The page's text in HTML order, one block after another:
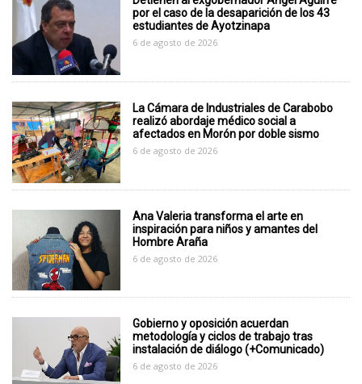
por el caso de la desaparición de los 43
estudiantes de Ayotzinapa
6 de agosto de 2026
La Cámara de Industriales de Carabobo
realizó abordaje médico social a
afectados en Morón por doble sismo
6 de agosto de 2026
Ana Valeria transforma el arte en
inspiración para niños y amantes del
Hombre Araña
6 de agosto de 2026
Gobierno y oposición acuerdan
metodología y ciclos de trabajo tras
instalación de diálogo (+Comunicado)
6 de agosto de 2026